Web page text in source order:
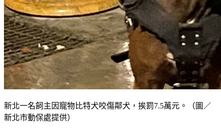
新北一名飼主因寵物比特犬咬傷鄰犬，挨罰7.5萬元。（圖／
新北市動保處提供）